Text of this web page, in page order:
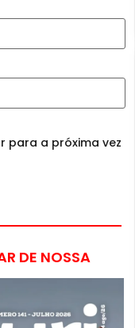
para a próxima vez
DE NOSSA